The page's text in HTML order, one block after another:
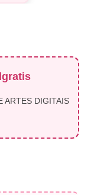
ARTES DIGITAIS